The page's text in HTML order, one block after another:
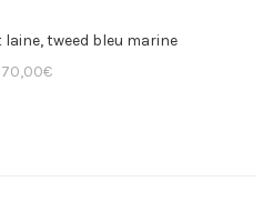
tweed bleu marine
€